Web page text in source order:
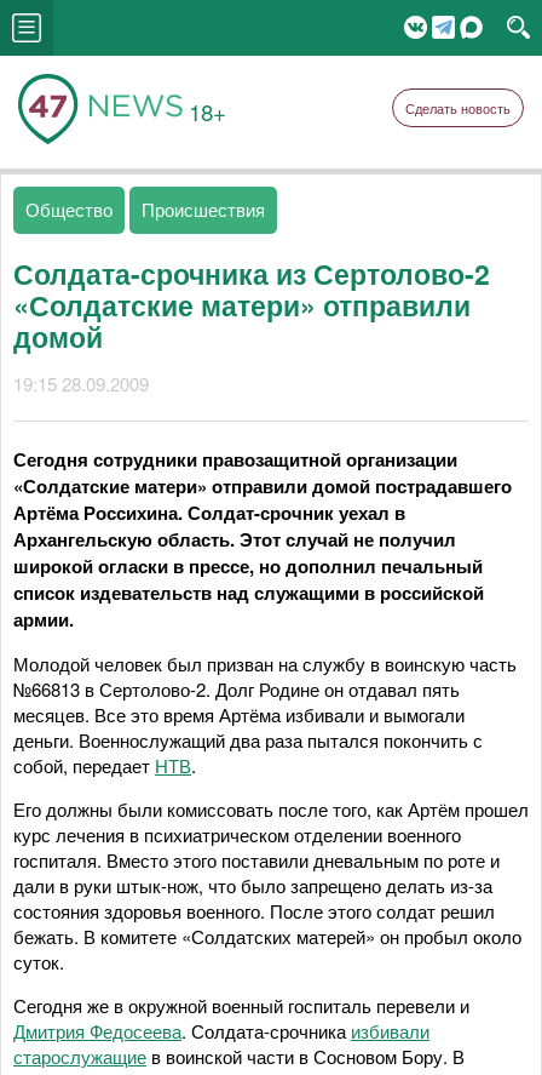
18+ Сделать новость
Общество Происшествия
Солдата-срочника из Сертолово-2
«Солдатские матери» отправили
домой
19:15 28.09.2009
Сегодня сотрудники правозащитной организации
«Солдатские матери» отправили домой пострадавшего
Артёма Россихина. Солдат-срочник уехал в
Архангельскую область. Этот случай не получил
широкой огласки в прессе, но дополнил печальный
список издевательств над служащими в российской
армии.
Молодой человек был призван на службу в воинскую часть
№66813 в Сертолово-2. Долг Родине он отдавал пять
месяцев. Все это время Артёма избивали и вымогали
деньги. Военнослужащий два раза пытался покончить с
собой, передает НТВ.
Его должны были комиссовать после того, как Артём прошел
курс лечения в психиатрическом отделении военного
госпиталя. Вместо этого поставили дневальным по роте и
дали в руки штык-нож, что было запрещено делать из-за
состояния здоровья военного. После этого солдат решил
бежать. В комитете «Солдатских матерей» он пробыл около
суток.
Сегодня же в окружной военный госпиталь перевели и
Дмитрия Федосеева. Солдата-срочника избивали
старослужащие в воинской части в Сосновом Бору. В